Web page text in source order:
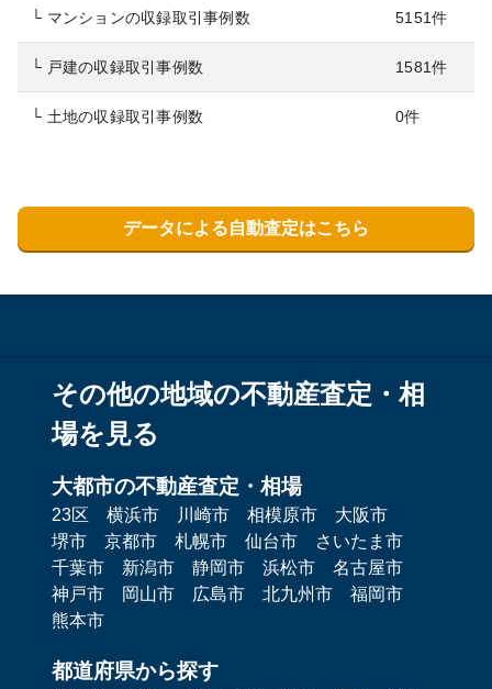
└ マンションの収録取引事例数 5151件
└ 戸建の収録取引事例数 1581件
└ 土地の収録取引事例数 0件
データによる自動査定はこちら
その他の地域の不動産査定・相
場を見る
大都市の不動産査定・相場
23区 横浜市 川崎市 相模原市
大阪市
堺市
京都市 札幌市 仙台市
さいたま市
千葉市
新潟市 静岡市 浜松市
名古屋市
神戸市
岡山市 広島市 北九州市
福岡市
熊本市
都道府県から探す